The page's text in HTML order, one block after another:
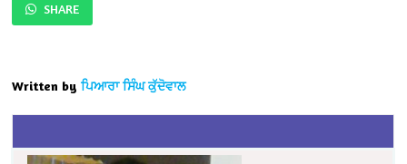
SHARE
Written by ਪਿਆਰਾ ਸਿੰਘ ਕੁੱਦੋਵਾਲ